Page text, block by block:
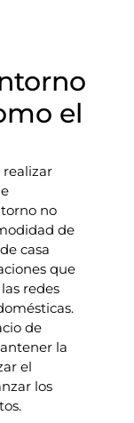
el
realizar
no
de
casa
que
redes
de
la
el
los